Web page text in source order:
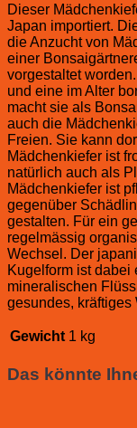
Dieser
Japan importiert.
die Anzucht von
einer
vorgestaltet
und eine im Alter
macht sie als
auch die
Freien. Sie kann
Mädchenkiefer ist
natürlich auch als
Mädchenkiefer ist
gegenüber
gestalten. Für ein
regelmässig
Wechsel. Der
Kugelform ist dabei
mineralischen
gesundes, kräftiges
Gewicht 1 kg
Das könnte